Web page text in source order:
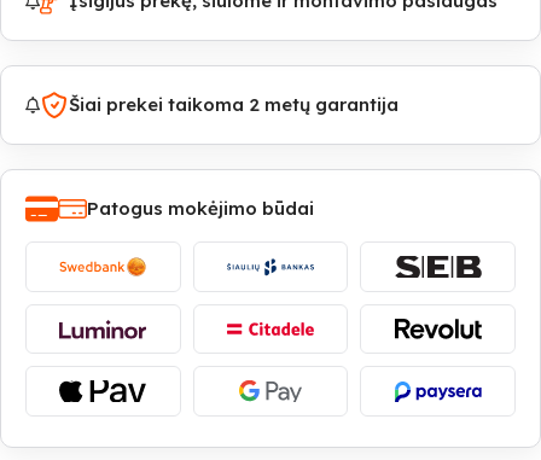
Šiai prekei taikoma 2 metų garantija
Patogus mokėjimo būdai